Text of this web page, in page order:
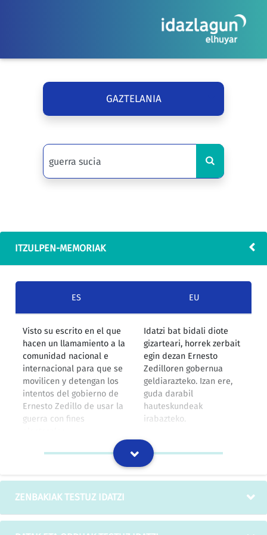
GAZTELANIA
ITZULPEN-MEMORIAK
ES EU
Visto su escrito en el que
hacen un llamamiento a la
comunidad nacional e
internacional para que se
movilicen y detengan los
intentos del gobierno de
Ernesto Zedillo de usar la
guerra con fines
Idatzi bat bidali diote
gizarteari, horrek zerbait
egin dezan Ernesto
Zedilloren gobernua
geldiarazteko. Izan ere,
guda darabil
hauteskundeak
irabazteko.
IZOko itzulpen-memoria
fronteriza con Cantabria
desarrolla en las divisorias
Aguerra, Brazomar eta
ZENBAKIAK TESTUZ IDATZI